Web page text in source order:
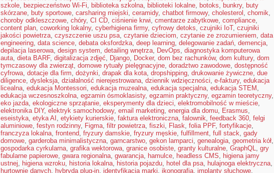
szkole, bezpieczeństwo Wi-Fi, biblioteka szkolna, biblioteki lokalne, botoks, bunkry, buty
skórzane, buty sportowe, carsharing miejski, ceramidy, chatbot firmowy, cholesterol , chomik,
choroby odkleszczowe, chóry, CI CD, ciśnienie krwi, cmentarze zabytkowe, compliance,
content plan, coworking lokalny, cyberhigiena firmy, cyfrowy detoks, czujniki IoT, czujniki
jakości powietrza, czyszczenie uszu psa, czytanie dzieciom, czytanie ze zrozumieniem, data
engineering, data science, debata oksfordzka, deep learning, delegowanie zadań, demencja,
depilacja laserowa, design system, detailing wnętrza, DevOps, diagnostyka komputerowa
auta, dieta BARF, digitalizacja zdjęć, Django, Docker, dom bez rachunków, dom kultury, dom
tymczasowy dla zwierząt, domowe rytuały pielęgnacyjne, doradztwo zawodowe, dostępność
cyfrowa, dotacje dla firm, dożynki, drapak dla kota, dropshipping, drukowanie żywiczne, due
diligence, dysleksja, działalność nierejestrowana, dziennik wdzięczności, e-faktury, edukacja
licealna, edukacja Montessori, edukacja muzealna, edukacja specjalna, edukacja STEM ,
edukacja wczesnoszkolna, egzamin ósmoklasisty, egzamin praktyczny, egzamin teoretyczny,
eko jazda, ekologiczne sprzątanie, eksperymenty dla dzieci, elektromobilność w mieście,
elektronika DIY, elektryk samochodowy, email marketing, energia dla domu, Erasmus,
eseistyka, etyka AI , etykiety kurierskie, faktura elektroniczna, falownik, feedback 360, felgi
aluminiowe, festyn rodzinny, Figma, filtr powietrza, fiszki, Flask, folia PPF, fortyfikacje,
franczyza lokalna, frontend, fryzury damskie, fryzury męskie, fulfillment, full stack, gady
domowe, garderoba minimalistyczna, garncarstwo, gekon lamparci, genealogia, geometria kół,
gospodarka cyrkularna, grafika wektorowa, granice osobiste, granty kulturalne, GraphQL, gry
fabularne papierowe, gwara regionalna, gwarancja, hamulce, headless CMS, higiena jamy
ustnej, higiena wzroku, historia lokalna, historia pojazdu, hotel dla psa, hulajnoga elektryczna,
hurtownie danych, hybryda plug-in, identyfikacja marki, ikonografia, implanty słuchowe,